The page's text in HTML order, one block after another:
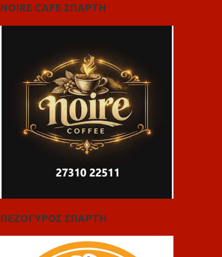
NOIRE CAFE ΣΠΑΡΤΗ
ΠΕΖΟΓΥΡΟΣ ΣΠΑΡΤΗ